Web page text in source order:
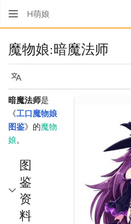
H萌娘
魔物娘:暗魔法师
语言
暗魔法师是
《工口魔物娘
图鉴》的魔物
娘。
图
鉴
资
料